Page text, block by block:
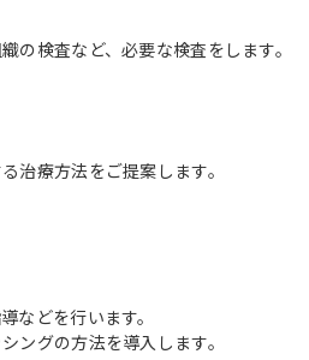
の検査など、必要な検査をします。
治療方法をご提案します。
などを行います。
ングの方法を導入します。